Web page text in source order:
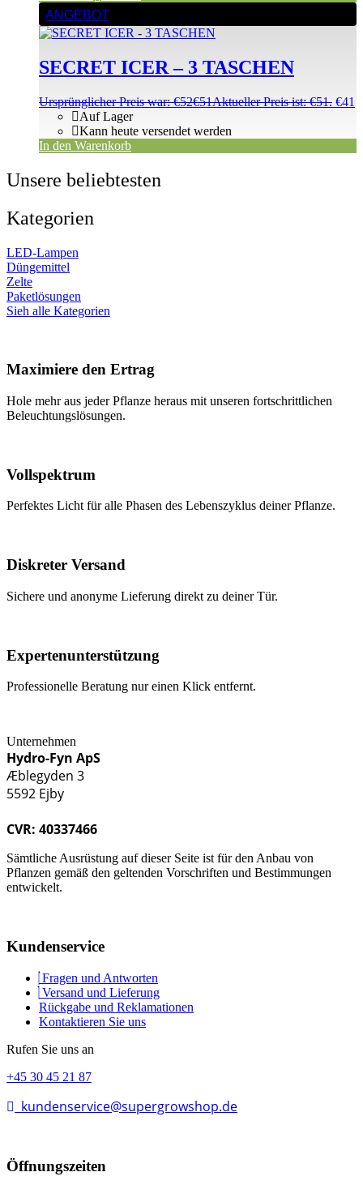
ANGEBOT
SECRET ICER – 3 TASCHEN
Ursprünglicher Preis war: €52€51Aktueller Preis ist: €51. €41
Auf Lager
Kann heute versendet werden
In den Warenkorb
Unsere beliebtesten
Kategorien
LED-Lampen
Düngemittel
Zelte
Paketlösungen
Sieh alle Kategorien
Maximiere den Ertrag
Hole mehr aus jeder Pflanze heraus mit unseren fortschrittlichen
Beleuchtungslösungen.
Vollspektrum
Perfektes Licht für alle Phasen des Lebenszyklus deiner Pflanze.
Diskreter Versand
Sichere und anonyme Lieferung direkt zu deiner Tür.
Expertenunterstützung
Professionelle Beratung nur einen Klick entfernt.
Unternehmen
Hydro-Fyn ApS
Æblegyden 3
5592 Ejby
CVR: 40337466
Sämtliche Ausrüstung auf dieser Seite ist für den Anbau von
Pflanzen gemäß den geltenden Vorschriften und Bestimmungen
entwickelt.
Kundenservice
Fragen und Antworten
Versand und Lieferung
Rückgabe und Reklamationen
Kontaktieren Sie uns
Rufen Sie uns an
+45 30 45 21 87
kundenservice@supergrowshop.de
Öffnungszeiten